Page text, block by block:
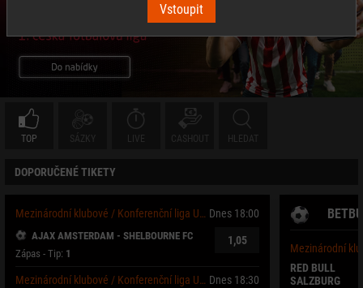
Vstoupit
TOP SÁZKY LIVE CASHOUT HLEDAT
DOPORUČENÉ TIKETY
Mezinárodní klubové / Konferenční liga UEFA Dnes 18:00
AJAX AMSTERDAM - SHELBOURNE FC
Zápas - Tip: 1
1,05
Mezinárodní klubové / Konferenční liga UEFA Dnes 18:30
Mezinárodní
RED BULL
SALZBURG